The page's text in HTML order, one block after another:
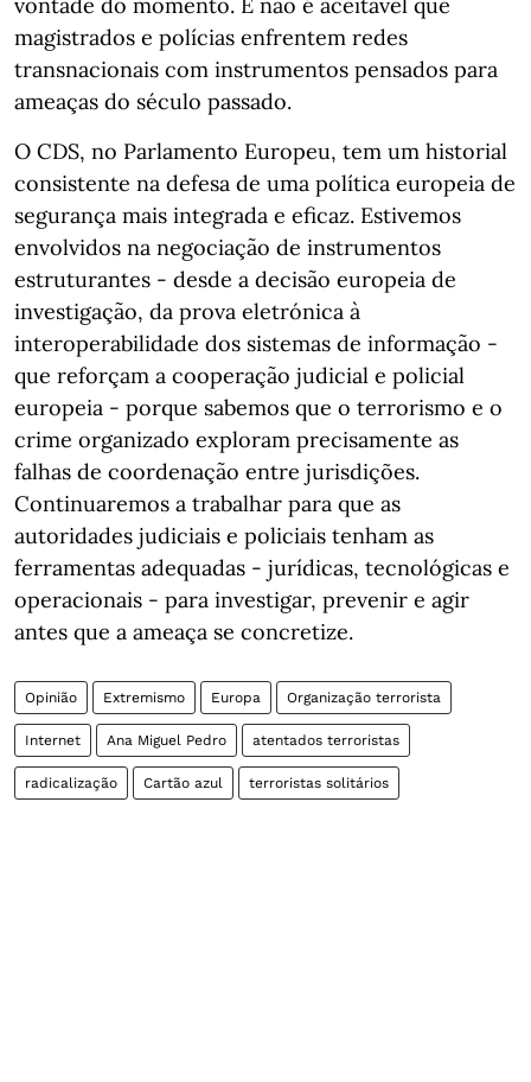
magistrados e polícias enfrentem redes
transnacionais com instrumentos pensados para
ameaças do século passado.
O CDS, no Parlamento Europeu, tem um historial
consistente na defesa de uma política europeia de
segurança mais integrada e eficaz. Estivemos
envolvidos na negociação de instrumentos
estruturantes - desde a decisão europeia de
investigação, da prova eletrónica à
interoperabilidade dos sistemas de informação -
que reforçam a cooperação judicial e policial
europeia - porque sabemos que o terrorismo e o
crime organizado exploram precisamente as
falhas de coordenação entre jurisdições.
Continuaremos a trabalhar para que as
autoridades judiciais e policiais tenham as
ferramentas adequadas - jurídicas, tecnológicas e
operacionais - para investigar, prevenir e agir
antes que a ameaça se concretize.
Opinião Extremismo Europa Organização terrorista
Internet Ana Miguel Pedro atentados terroristas
radicalização Cartão azul terroristas solitários